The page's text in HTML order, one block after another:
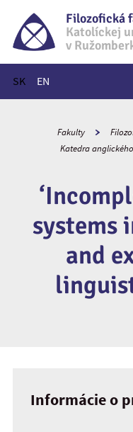
Filozofická
Katolíckej
v
SK EN
Hlavné menu
Fakulty
Katedra
systems
and
Informácie o